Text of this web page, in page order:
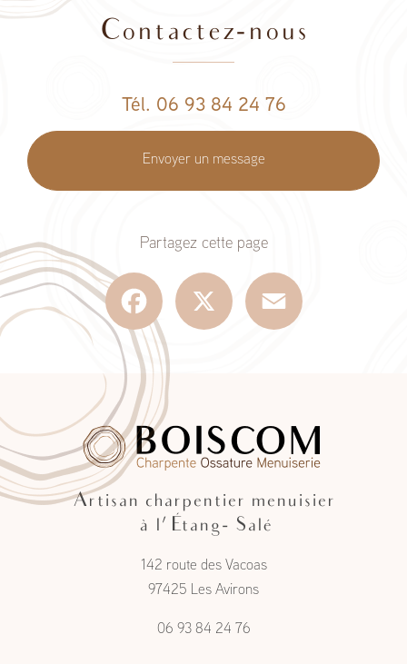
Contactez-nous
Tél. 06 93 84 24 76
Envoyer un message
Partagez cette page
Facebook
Artisan charpentier menuisier
à l'Étang- Salé
142 route des Vacoas
97425 Les Avirons
06 93 84 24 76